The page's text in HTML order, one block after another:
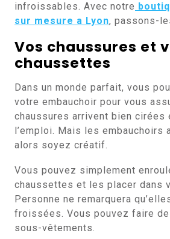
infroissables. Avec notre
sur mesure a Lyon, passons-
Vos chaussures et
chaussettes
Dans un monde parfait, vous
votre embauchoir pour vous
chaussures arrivent bien cirées
l’emploi. Mais les embauchoirs
alors soyez créatif.
Vous pouvez simplement
chaussettes et les placer dans
Personne ne remarquera
froissées. Vous pouvez faire
sous-vêtements.